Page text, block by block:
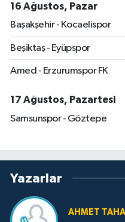
16 Ağustos, Pazar
Başakşehir - Kocaelispor
Beşiktaş - Eyüpspor
Amed - Erzurumspor FK
17 Ağustos, Pazartesi
Samsunspor - Göztepe
Yazarlar
AHMET TAHA